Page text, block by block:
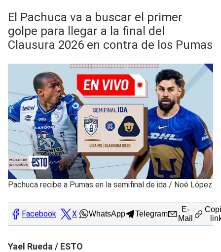
El Pachuca va a buscar el primer
golpe para llegar a la final del
Clausura 2026 en contra de los Pumas
Pachuca recibe a Pumas en la semifinal de ida / Noé López
Facebook X WhatsApp Telegram
E-
Mail
Yael Rueda / ESTO